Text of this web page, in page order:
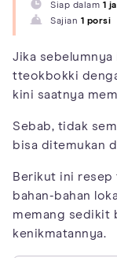
Siap dalam 1
Sajian 1 porsi
Jika
tteokbokki
kini saatnya
Sebab, tidak
bisa ditemukan
Berikut ini resep
bahan-bahan
memang sedikit
kenikmatannya.